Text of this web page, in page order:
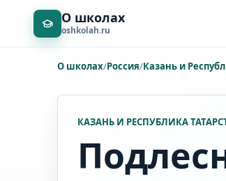
О школах
oshkolah.ru
О школах/Россия/Казань и
КАЗАНЬ И РЕСПУБЛИКА